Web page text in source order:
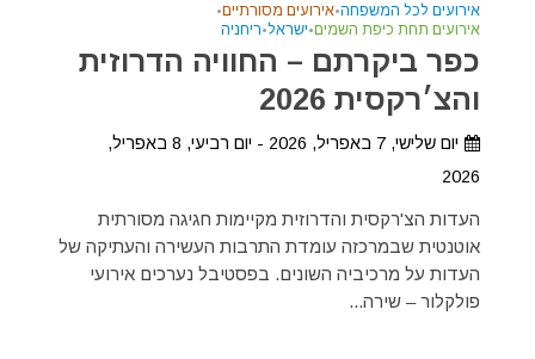
אירועים לכל המשפחה•אירועים מסורתיים•
אירועים תחת כיפת השמים•ישראל•ריחניה
כפר ביקרתם – החוויה הדרוזית
והצ׳רקסית 2026
יום שלישי, 7 באפריל, 2026 - יום רביעי, 8 באפריל,
2026
העדות הצ'רקסית והדרוזית מקיימות חגיגה מסורתית
אוטנטית שבמרכזה עומדת התרבות העשירה והעתיקה של
העדות על מרכיביה השונים. בפסטיבל נערכים אירועי
פולקלור – שירה...